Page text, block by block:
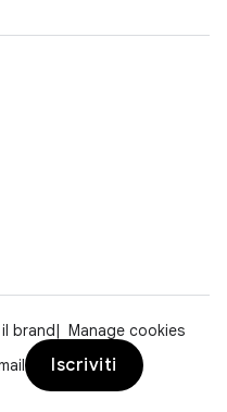
brand
Manage cookies
Iscriviti